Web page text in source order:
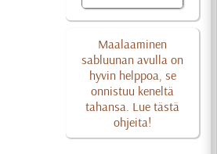
Maalaaminen
sabluunan avulla on
hyvin helppoa, se
onnistuu keneltä
tahansa. Lue tästä
ohjeita!